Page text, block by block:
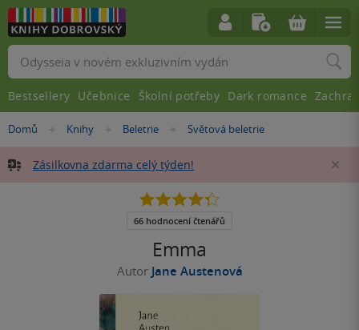
Nacházíte
zde:
Domů »
Knihy »
Beletrie »
Světová beletrie
Zásilkovna zdarma celý týden!
Emma
Autor Jane Austenová
4.3
5
66 hodnocení čtenářů
Vyhledávání
Bestsellery Učebnice Školní potřeby Dark romance